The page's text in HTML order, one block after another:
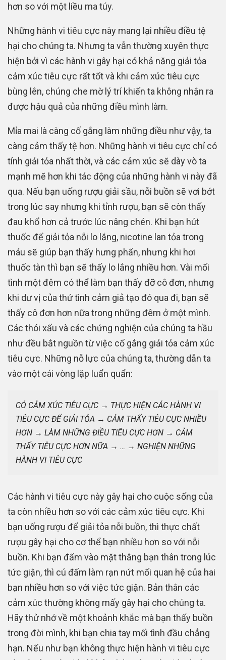
hơn so với một liều ma túy.
Những hành vi tiêu cực này mang lại nhiều điều tệ
hại cho chúng ta. Nhưng ta vẫn thường xuyên thực
hiện bởi vì các hành vi gây hại có khả năng giải tỏa
cảm xúc tiêu cực rất tốt và khi cảm xúc tiêu cực
bùng lên, chúng che mờ lý trí khiến ta không nhận ra
được hậu quả của những điều mình làm.
Mỉa mai là càng cố gắng làm những điều như vậy, ta
càng cảm thấy tệ hơn. Những hành vi tiêu cực chỉ có
tính giải tỏa nhất thời, và các cảm xúc sẽ dày vò ta
mạnh mẽ hơn khi tác động của những hành vi này đã
qua. Nếu bạn uống rượu giải sầu, nỗi buồn sẽ vơi bớt
trong lúc say nhưng khi tỉnh rượu, bạn sẽ còn thấy
đau khổ hơn cả trước lúc nâng chén. Khi bạn hút
thuốc để giải tỏa nỗi lo lắng, nicotine lan tỏa trong
máu sẽ giúp bạn thấy hưng phấn, nhưng khi hơi
thuốc tàn thì bạn sẽ thấy lo lắng nhiều hơn. Vài mối
tình một đêm có thể làm bạn thấy đỡ cô đơn, nhưng
khi dư vị của thứ tình cảm giả tạo đó qua đi, bạn sẽ
thấy cô đơn hơn nữa trong những đêm ở một mình.
Các thói xấu và các chứng nghiện của chúng ta hầu
như đều bắt nguồn từ việc cố gắng giải tỏa cảm xúc
tiêu cực. Những nỗ lực của chúng ta, thường dẫn ta
vào một cái vòng lặp luẩn quẩn:
CÓ CẢM XÚC TIÊU CỰC → THỰC HIỆN CÁC HÀNH VI
TIÊU CỰC ĐỂ GIẢI TỎA → CẢM THẤY TIÊU CỰC NHIỀU
HƠN → LÀM NHỮNG ĐIỀU TIÊU CỰC HƠN → CẢM
THẤY TIÊU CỰC HƠN NỮA → … → NGHIỆN NHỮNG
HÀNH VI TIÊU CỰC
Các hành vi tiêu cực này gây hại cho cuộc sống của
ta còn nhiều hơn so với các cảm xúc tiêu cực. Khi
bạn uống rượu để giải tỏa nỗi buồn, thì thực chất
rượu gây hại cho cơ thể bạn nhiều hơn so với nỗi
buồn. Khi bạn đấm vào mặt thằng bạn thân trong lúc
tức giận, thì cú đấm làm rạn nứt mối quan hệ của hai
bạn nhiều hơn so với việc tức giận. Bản thân các
cảm xúc thường không mấy gây hại cho chúng ta.
Hãy thử nhớ về một khoảnh khắc mà bạn thấy buồn
trong đời mình, khi bạn chia tay mối tình đầu chẳng
hạn. Nếu như bạn không thực hiện hành vi tiêu cực